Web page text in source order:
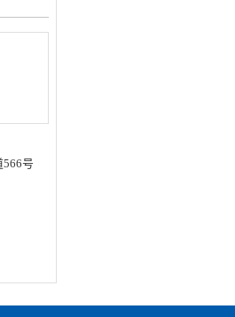
号